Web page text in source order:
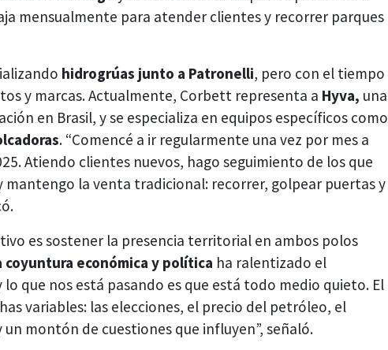
mensualmente para atender clientes y recorrer parques
hidrogrúas junto a Patronelli, pero con el tiempo
y marcas. Actualmente, Corbett representa a Hyva, una
en Brasil, y se especializa en equipos específicos como
. “Comencé a ir regularmente una vez por mes a
Atiendo clientes nuevos, hago seguimiento de los que
mantengo la venta tradicional: recorrer, golpear puertas y
es sostener la presencia territorial en ambos polos
coyuntura económica y política ha ralentizado el
que nos está pasando es que está todo medio quieto. El
variables: las elecciones, el precio del petróleo, el
montón de cuestiones que influyen”, señaló.